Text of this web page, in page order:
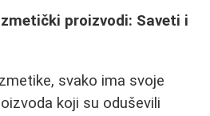
proizvodi: Saveti i
svako ima svoje
koji su oduševili